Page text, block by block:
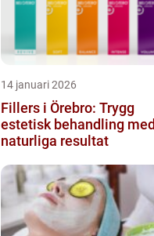
14 januari 2026
Fillers i Örebro: Trygg
estetisk behandling med
naturliga resultat